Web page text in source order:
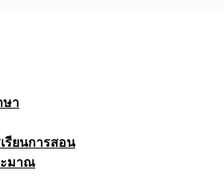
ษา
รียนการสอน
ะมาณ